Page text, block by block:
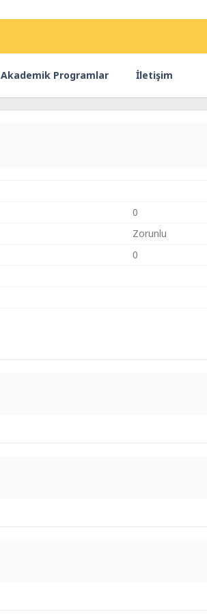
Akademik Programlar İletişim
0
Zorunlu
0